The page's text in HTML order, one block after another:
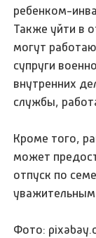
ребенком-
Также уйти в
могут
супруги
внутренних
службы,
Кроме того,
может
отпуск по
Фото: